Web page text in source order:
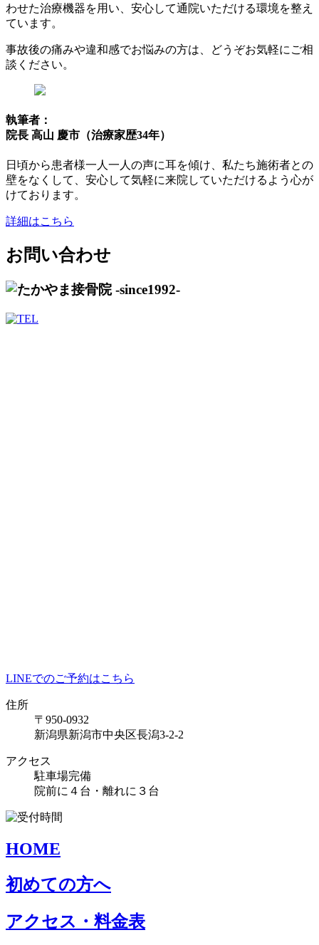
わせた治療機器を用い、安心して通院いただける環境を整え
ています。
事故後の痛みや違和感でお悩みの方は、どうぞお気軽にご相
談ください。
執筆者：
院長 高山 慶市（治療家歴34年）
日頃から患者様一人一人の声に耳を傾け、私たち施術者との
壁をなくして、安心して気軽に来院していただけるよう心が
けております。
詳細はこちら
お問い合わせ
LINEでのご予約はこちら
住所
〒950-0932
新潟県新潟市中央区長潟3-2-2
アクセス
駐車場完備
院前に４台・離れに３台
HOME
初めての方へ
アクセス・料金表